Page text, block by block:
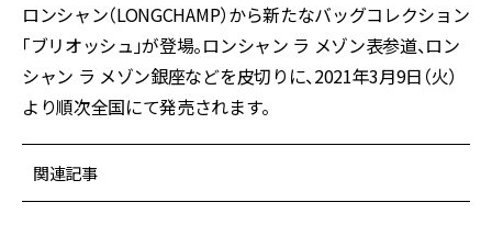
ロンシャン（LONGCHAMP）から新たなバッグコレクション
「ブリオッシュ」が登場。ロンシャン ラ メゾン表参道、ロン
シャン ラ メゾン銀座などを皮切りに、2021年3月9日（火）
より順次全国にて発売されます。
関連記事